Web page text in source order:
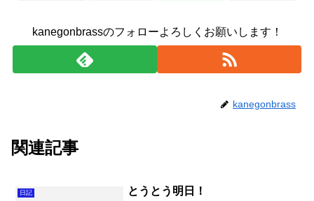
kanegonbrassのフォローよろしくお願いします！
kanegonbrass
関連記事
日記 とうとう明日！